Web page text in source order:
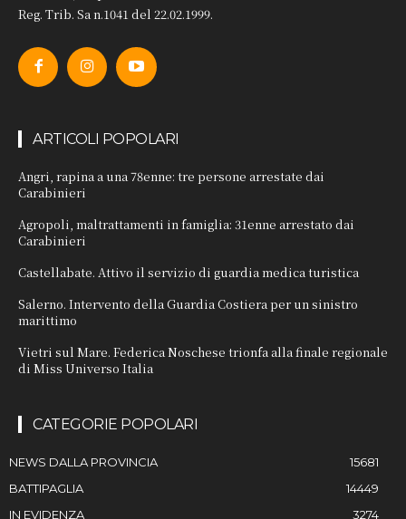
Reg. Trib. Sa n.1041 del 22.02.1999.
ARTICOLI POPOLARI
Angri, rapina a una 78enne: tre persone arrestate dai
Carabinieri
Agropoli, maltrattamenti in famiglia: 31enne arrestato dai
Carabinieri
Castellabate. Attivo il servizio di guardia medica turistica
Salerno. Intervento della Guardia Costiera per un sinistro
marittimo
Vietri sul Mare. Federica Noschese trionfa alla finale regionale
di Miss Universo Italia
CATEGORIE POPOLARI
NEWS DALLA PROVINCIA
15681
BATTIPAGLIA
14449
IN EVIDENZA
3274